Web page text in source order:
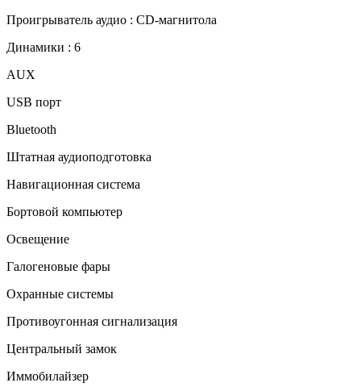
Проигрыватель аудио : CD-магнитола
Динамики : 6
AUX
USB порт
Bluetooth
Штатная аудиоподготовка
Навигационная система
Бортовой компьютер
Освещение
Галогеновые фары
Охранные системы
Противоугонная сигнализация
Центральный замок
Иммобилайзер